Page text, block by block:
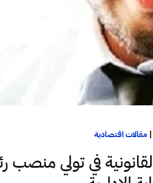
|مقالات اقتصادية
في تولي منصب